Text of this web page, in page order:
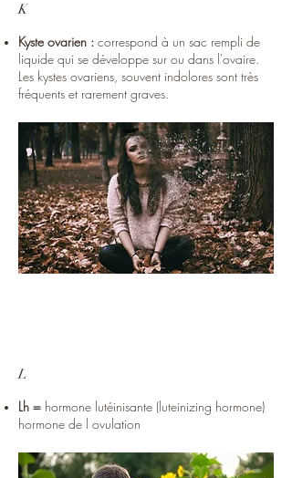
L
Lh = hormone lutéinisante (luteinizing hormone)
hormone de l ovulation
K
Kyste ovarien : correspond à un sac rempli de
liquide qui se développe sur ou dans l'ovaire.
Les kystes ovariens, souvent indolores sont très
fréquents et rarement graves.